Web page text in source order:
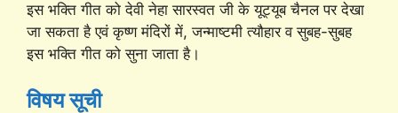
इस भक्ति गीत को देवी नेहा सारस्वत जी के यूट्यूब चैनल पर देखा
जा सकता है एवं कृष्ण मंदिरों में, जन्माष्टमी त्यौहार व सुबह-सुबह
इस भक्ति गीत को सुना जाता है।
विषय सूची